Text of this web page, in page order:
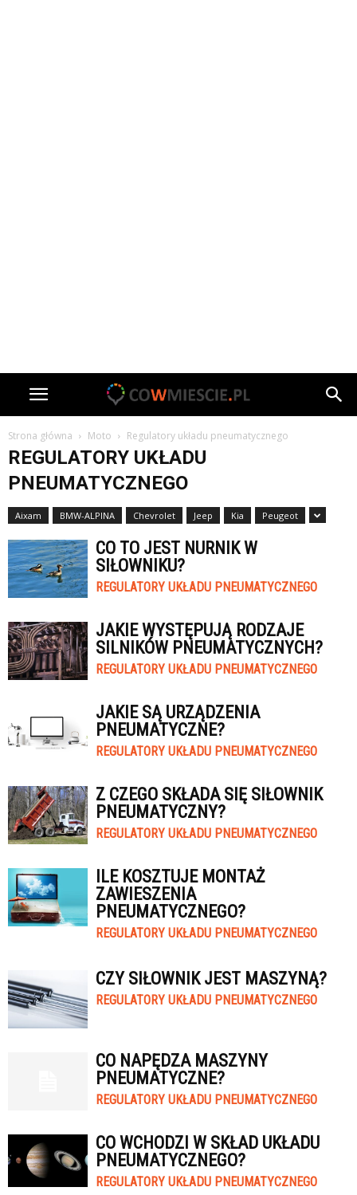
Strona główna Moto Regulatory układu pneumatycznego
REGULATORY UKŁADU
PNEUMATYCZNEGO
Aixam BMW-ALPINA Chevrolet Jeep Kia Peugeot
CO TO JEST NURNIK W
SIŁOWNIKU?
REGULATORY UKŁADU PNEUMATYCZNEGO
JAKIE WYSTĘPUJĄ RODZAJE
SILNIKÓW PNEUMATYCZNYCH?
REGULATORY UKŁADU PNEUMATYCZNEGO
JAKIE SĄ URZĄDZENIA
PNEUMATYCZNE?
REGULATORY UKŁADU PNEUMATYCZNEGO
Z CZEGO SKŁADA SIĘ SIŁOWNIK
PNEUMATYCZNY?
REGULATORY UKŁADU PNEUMATYCZNEGO
ILE KOSZTUJE MONTAŻ
ZAWIESZENIA
PNEUMATYCZNEGO?
REGULATORY UKŁADU PNEUMATYCZNEGO
CZY SIŁOWNIK JEST MASZYNĄ?
REGULATORY UKŁADU PNEUMATYCZNEGO
CO NAPĘDZA MASZYNY
PNEUMATYCZNE?
REGULATORY UKŁADU PNEUMATYCZNEGO
CO WCHODZI W SKŁAD UKŁADU
PNEUMATYCZNEGO?
REGULATORY UKŁADU PNEUMATYCZNEGO